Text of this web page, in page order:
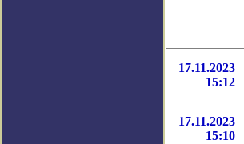
17.11.2023
15:12
17.11.2023
15:10